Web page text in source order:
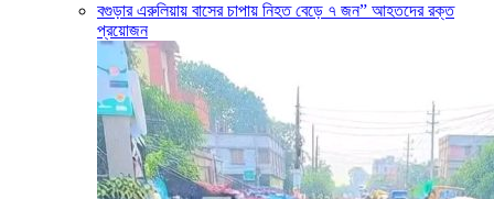
বগুড়ার এরুলিয়ায় বাসের চাপায় নিহত বেড়ে ৭ জন” আহতদের রক্ত
প্রয়োজন